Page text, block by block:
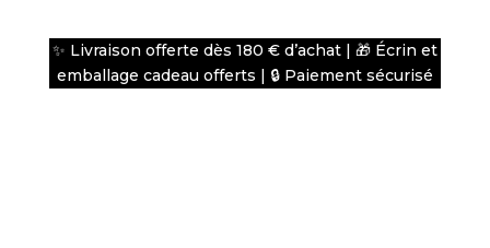
✨ Livraison offerte dès 180 € d’achat | 🎁 Écrin et
emballage cadeau offerts | 🔒 Paiement sécurisé